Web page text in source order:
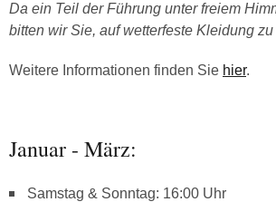
Da ein Teil der Führung unter freiem
bitten wir Sie, auf wetterfeste Kleidung zu
Weitere Informationen finden Sie hier.
Januar - März:
Samstag & Sonntag: 16:00 Uhr